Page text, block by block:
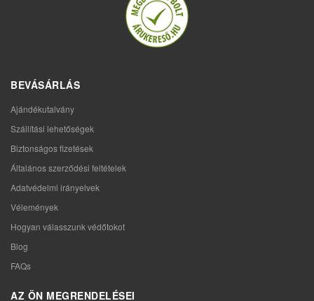
BEVÁSÁRLÁS
Ajándékutalvány
Szállítási lehetőségek
Biztonságos fizetések
Általános szerződési feltételek
Adatvédelmi irányelvek
Vélemények
Hogyan válasszunk védőtokot
Blog
FAQs
AZ ÖN MEGRENDELÉSEI